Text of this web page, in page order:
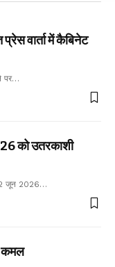
वार्ता में कैबिनेट
पर…
को उतरकाशी
12 जून 2026…
कमल